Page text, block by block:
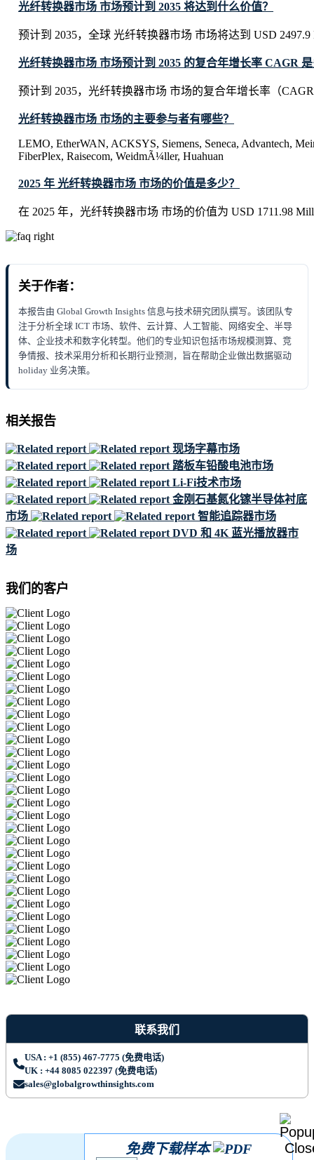
光纤转换器市场 市场预计到 2035 将达到什么价值？
预计到 2035，全球 光纤转换器市场 市场将达到 USD
光纤转换器市场 市场预计到 2035 的复合年增长率 CAGR
预计到 2035，光纤转换器市场 市场的复合年增长率（
光纤转换器市场 市场的主要参与者有哪些？
LEMO, EtherWAN, ACKSYS, Siemens, Seneca, Advantech,
FiberPlex, Raisecom, WeidmÃ¼ller, Huahuan
2025 年 光纤转换器市场 市场的价值是多少？
在 2025 年，光纤转换器市场 市场的价值为 USD 1711.98
关于作者：
本报告由 Global Growth Insights 信息与技术研究团队撰写。该团队专
注于分析全球 ICT 市场、软件、云计算、人工智能、网络安全、半导
体、企业技术和数字化转型。他们的专业知识包括市场规模测算、竞
争情报、技术采用分析和长期行业预测，旨在帮助企业做出数据驱动
holiday 业务决策。
相关报告
现场字幕市场
踏板车铅酸电池市场
Li-Fi技术市场
金刚石基氮化镓半导体衬底
市场
智能追踪器市场
DVD 和 4K 蓝光播放器市
场
我们的客户
联系我们
USA : +1 (855) 467-7775 (免费电话)
UK : +44 8085 022397 (免费电话)
sales@globalgrowthinsights.com
免费下载样本